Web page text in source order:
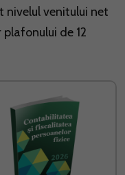
nivelul venitului net
de 12